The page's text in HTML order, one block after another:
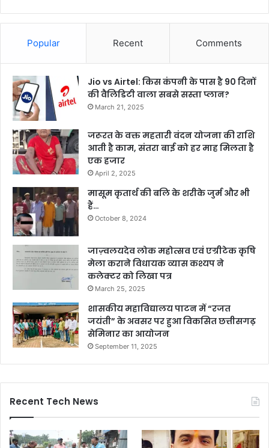
Popular Recent Comments
Jio vs Airtel: किस कंपनी के पास है 90 दिनों
की वैलिडिटी वाला सबसे सस्ता प्लान?
March 21, 2025
जरूरत के वक्त महतारी वंदन योजना की राशि
आती है काम, संतरा बाई को हर माह मिलता है
एक हजार
April 2, 2025
मासूम कृतार्थ की बलि के शरीके जुर्म और भी
हैं…
October 8, 2024
जाज़्वलयदेव लोक महोत्सव एवं एग्रीटेक कृषि
मेला कराने विधायक व्यास कश्यप ने
कलेक्टर को लिखा पत्र
March 25, 2025
शासकीय महाविद्यालय पाटन में “रजत
जयंती” के अवसर पर हुआ विकसित छत्तीसगढ़
सेमिनार का आयोजन
September 11, 2025
Recent Tech News